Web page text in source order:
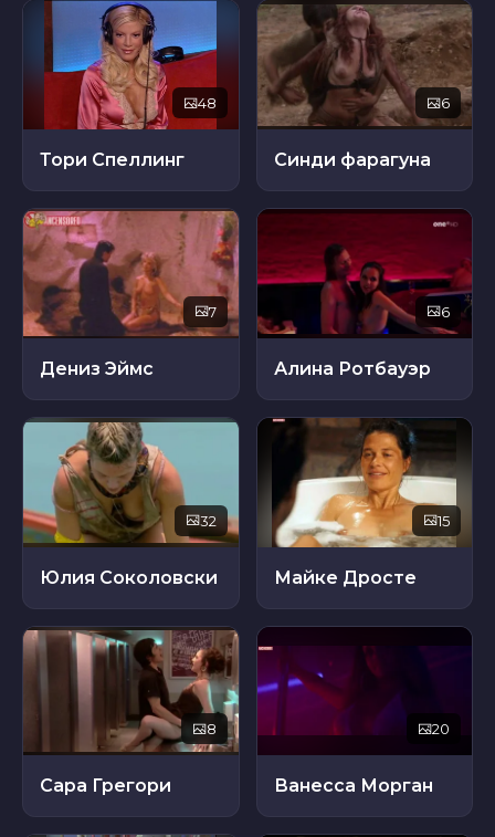
48
Тори Спеллинг
6
Синди фарагуна
7
Дениз Эймс
6
Алина Ротбауэр
32
Юлия Соколовски
15
Майке Дросте
8
Сара Грегори
20
Ванесса Морган